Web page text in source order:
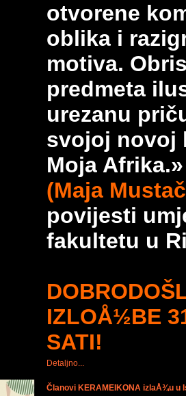
otvorene
oblika i
motiva.
predmeta
urezanu
svojoj novoj
Moja Afrika.»
(Maja
povijesti
fakultetu u
IZLOÅ½BE
SATI!
Detaljno...
Članovi KERAMEIKONA izlaÅ¾u u